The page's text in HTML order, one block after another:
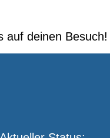
auf deinen Besuch!